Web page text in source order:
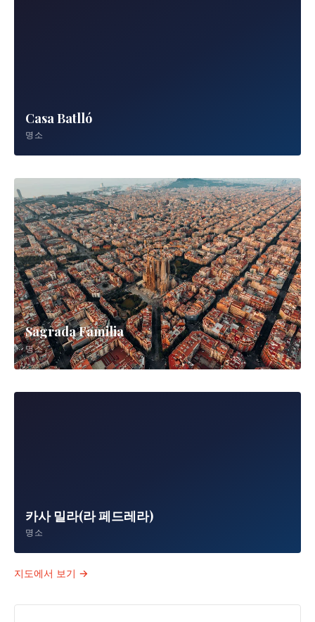
Casa Batlló
명소
Sagrada Familia
명소
카사 밀라(라 페드레라)
명소
지도에서 보기 →